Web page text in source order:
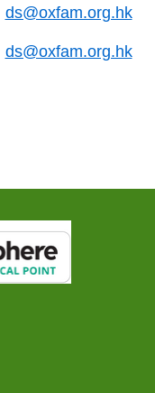
ds@oxfam.org.hk
ds@oxfam.org.hk